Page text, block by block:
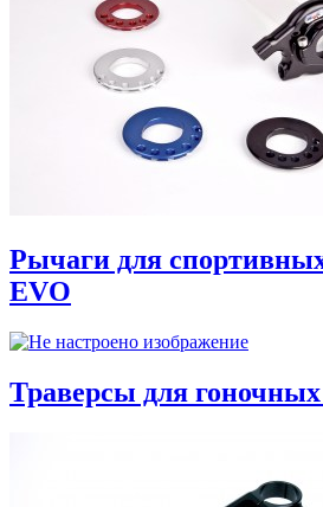
Рычаги для
EVO
Траверсы для